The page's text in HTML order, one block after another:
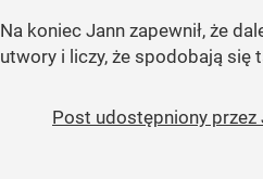
Na koniec Jann zapewnił, że
utwory i liczy, że spodobają się
Post udostępniony przez